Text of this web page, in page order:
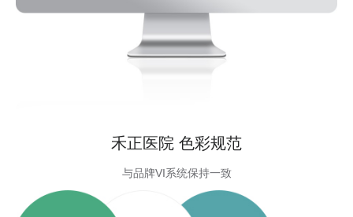
禾正医院 色彩规范
与品牌VI系统保持一致